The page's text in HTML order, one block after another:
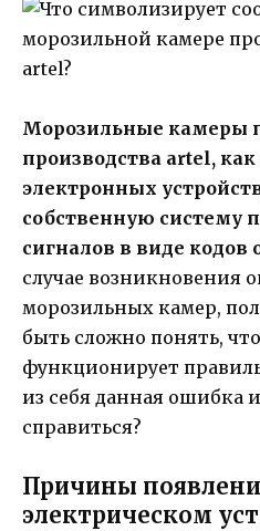
Морозильные камеры
производства artel,
электронных
собственную
сигналов в виде кодов
случае возникновения
морозильных камер,
быть сложно понять,
функционирует
из себя данная ошибка
справиться?
Причины
электрическом